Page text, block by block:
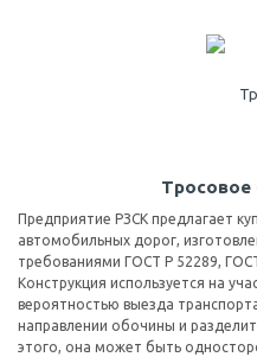
Тросовое
Предприятие РЗСК предлагает
автомобильных дорог,
требованиями ГОСТ Р 52289,
Конструкция используется на
вероятностью выезда
направлении обочины и
этого, она может быть